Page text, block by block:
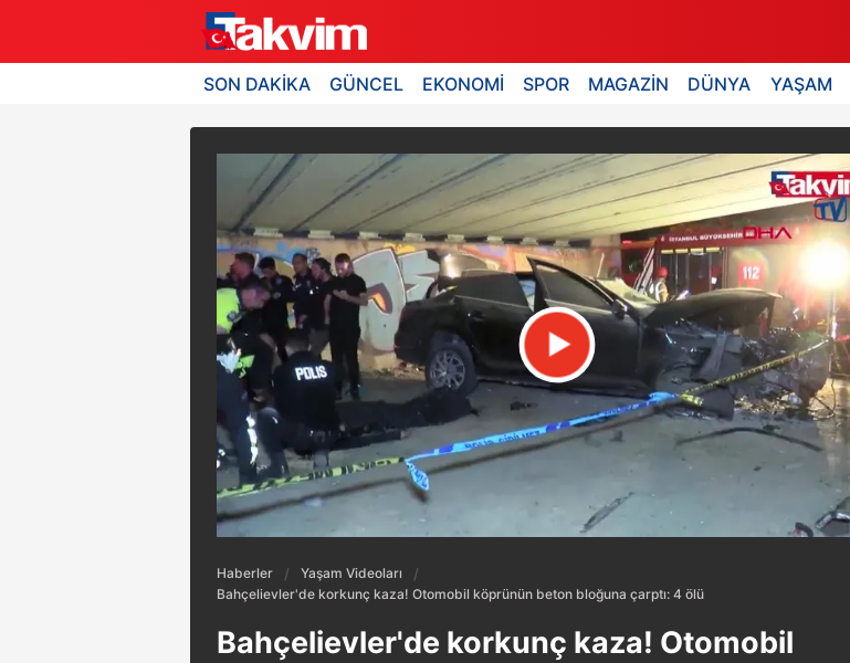
SON DAKİKA GÜNCEL EKONOMİ SPOR MAGAZİN DÜNYA YAŞAM
Haberler
Yaşam Videoları
Bahçelievler'de korkunç kaza! Otomobil köprünün beton bloğuna çarptı: 4 ölü
Bahçelievler'de korkunç kaza! Otomobil